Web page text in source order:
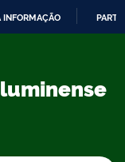
INFORMAÇÃO